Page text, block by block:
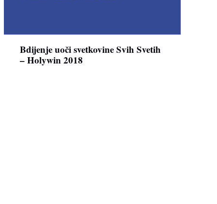
Bdijenje uoči svetkovine Svih Svetih
– Holywin 2018